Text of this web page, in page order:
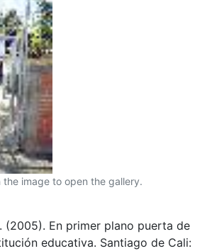
the image to open the gallery.
(2005). En primer plano puerta de
educativa. Santiago de Cali: